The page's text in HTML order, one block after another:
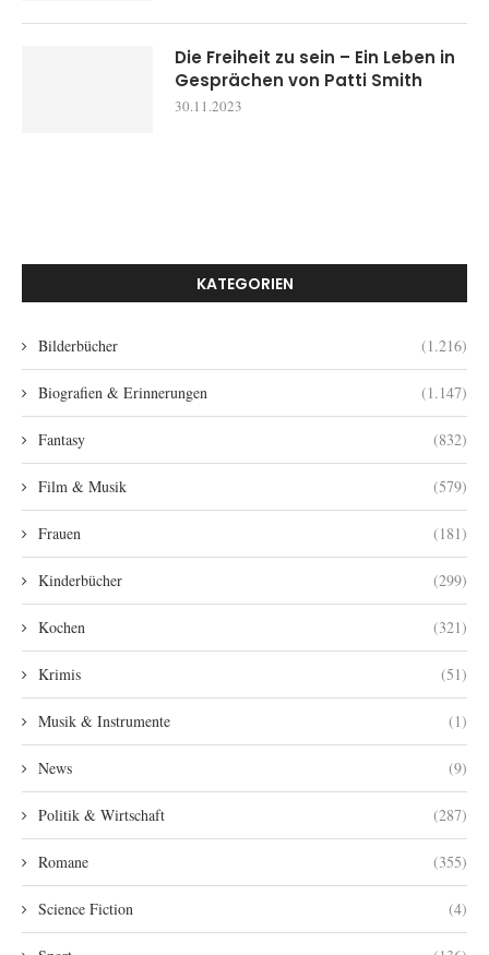
Die Freiheit zu sein – Ein Leben in
Gesprächen von Patti Smith
30.11.2023
KATEGORIEN
Bilderbücher (1.216)
Biografien & Erinnerungen (1.147)
Fantasy (832)
Film & Musik (579)
Frauen (181)
Kinderbücher (299)
Kochen (321)
Krimis (51)
Musik & Instrumente (1)
News (9)
Politik & Wirtschaft (287)
Romane (355)
Science Fiction (4)